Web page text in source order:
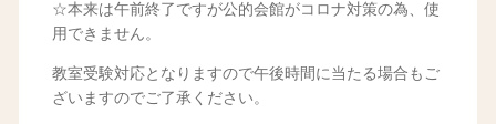
☆本来は午前終了ですが公的会館がコロナ対策の為、使
用できません。
教室受験対応となりますので午後時間に当たる場合もご
ざいますのでご了承ください。